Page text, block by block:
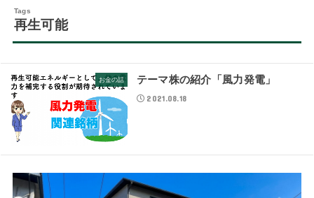
再生可能
お金の話 テーマ株の紹介「風力発電」
2021.08.18